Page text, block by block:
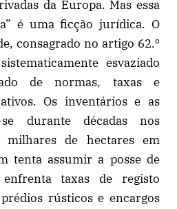
da Europa. Mas essa
é uma ficção jurídica. O
consagrado no artigo 62.º
esvaziado
de normas, taxas e
Os inventários e as
se durante décadas nos
milhares de hectares em
tenta assumir a posse de
taxas de registo
rústicos e encargos